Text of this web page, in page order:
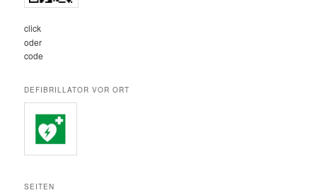
click
oder
code
DEFIBRILLATOR VOR ORT
SEITEN